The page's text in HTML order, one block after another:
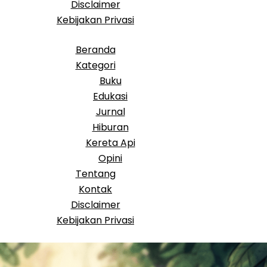
Disclaimer
Kebijakan Privasi
Beranda
Kategori
Buku
Edukasi
Jurnal
Hiburan
Kereta Api
Opini
Tentang
Kontak
Disclaimer
Kebijakan Privasi